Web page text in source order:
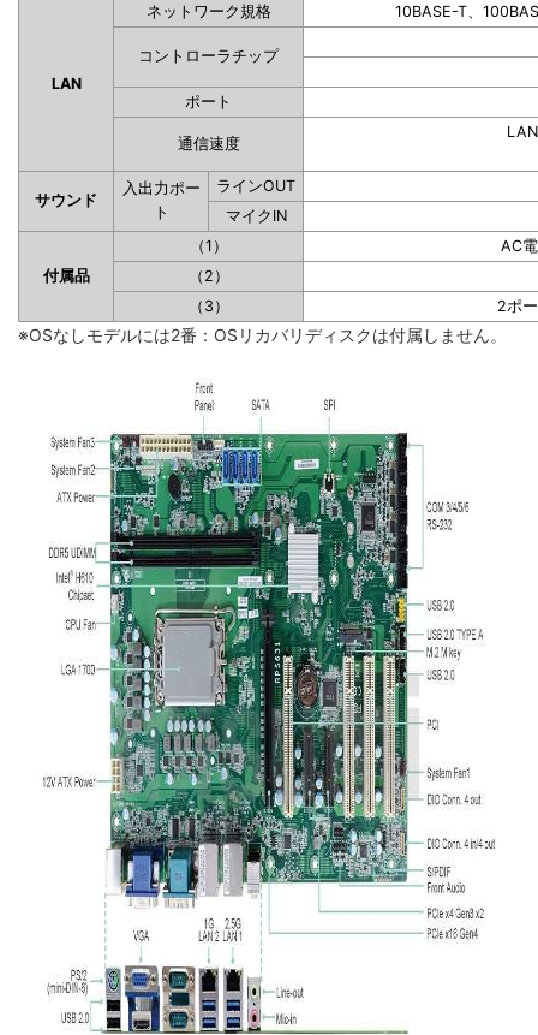
LAN
ネットワーク規格 10BASE-T、
コントローラチップ
ポート
通信速度
サウンド
入出力ポー
ト
ラインOUT
マイクIN
付属品
（1）
AC
（2）
（3）
2ポ
※OSなしモデルには2番：OSリカバリディスクは付属しません。